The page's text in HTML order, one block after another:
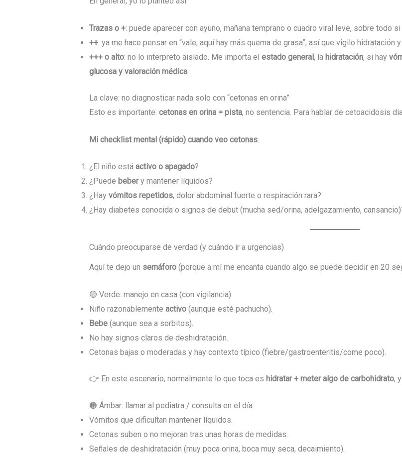
Trazas o +: puede aparecer con ayuno, mañana temprano o cuadro viral leve, sobre todo
++: ya me hace pensar en “vale, aquí hay más quema de grasa”, así que vigilo hidratación
+++ o alto: no lo interpreto aislado. Me importa el estado general, la hidratación, si hay
glucosa y valoración médica.
La clave: no diagnosticar nada solo con “cetonas en orina”
Esto es importante: cetonas en orina = pista, no sentencia. Para hablar de cetoacidosis
Mi checklist mental (rápido) cuando veo cetonas:
¿El niño está activo o apagado?
¿Puede bebery mantener líquidos?
¿Hay vómitos repetidos, dolor abdominal fuerte o respiración rara?
¿Hay diabetes conocida o signos de debut (mucha sed/orina, adelgazamiento,
Cuándo preocuparse de verdad (y cuándo ir a urgencias)
Aquí te dejo un semáforo(porque a mí me encanta cuando algo se puede decidir en 20
🟢 Verde: manejo en casa (con vigilancia)
Niño razonablemente activo(aunque esté pachucho).
Bebe(aunque sea a sorbitos).
No hay signos claros de deshidratación.
Cetonas bajas o moderadas y hay contexto típico (fiebre/gastroenteritis/come poco).
👉 En este escenario, normalmente lo que toca es hidratar + meter algo de carbohidrato,
🟠 Ámbar: llamar al pediatra / consulta en el día
Vómitos que dificultan mantener líquidos.
Cetonas suben o no mejoran tras unas horas de medidas.
Señales de deshidratación (muy poca orina, boca muy seca, decaimiento).